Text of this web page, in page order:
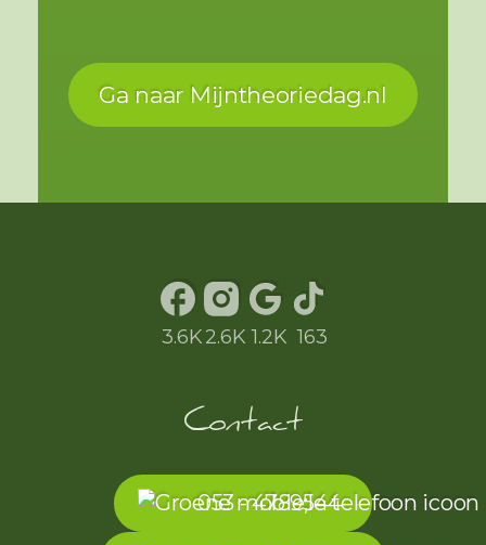
Ga naar Mijntheoriedag.nl
3.6K2.6K 1.2K 163
Contact
053 - 4789544